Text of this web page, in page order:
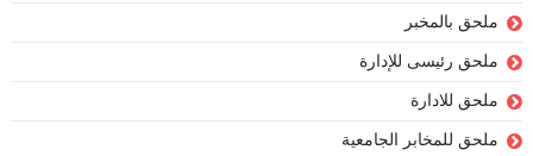
ملحق بالمخبر
ملحق رئيسى للإدارة
ملحق للادارة
ملحق للمخابر الجامعية